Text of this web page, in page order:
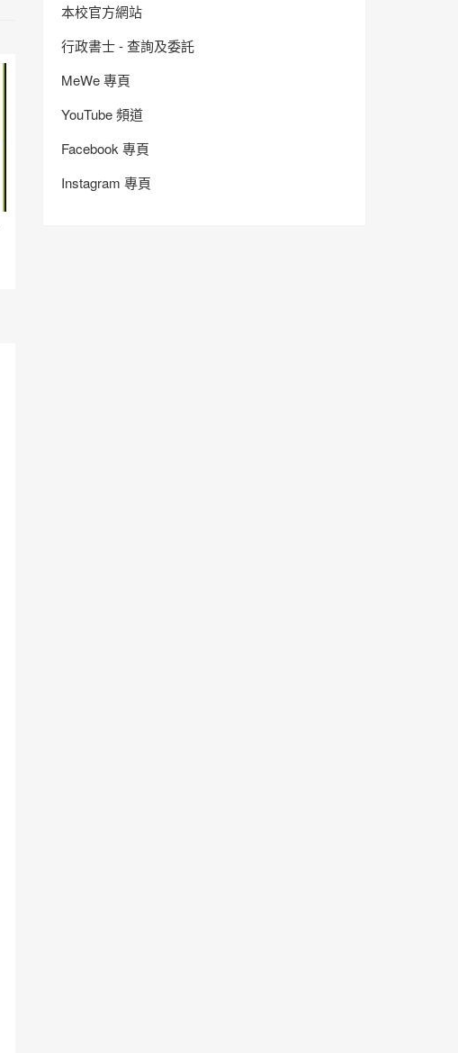
本校官方網站
行政書士 - 查詢及委託
MeWe 專頁
YouTube 頻道
Facebook 專頁
Instagram 專頁